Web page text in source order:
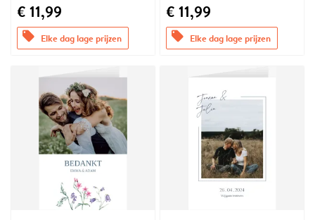
€ 11,99
offers Elke dag lage prijzen
€ 11,99
offers Elke dag lage prijzen